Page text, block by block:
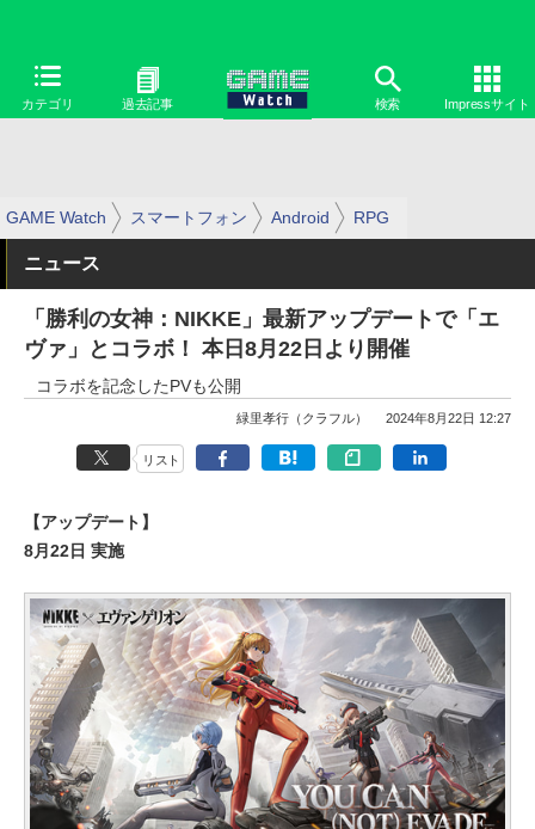
カテゴリ 過去記事 検索 Impressサイト
GAME Watch スマートフォン Android RPG
ニュース
「勝利の女神：NIKKE」最新アップデートで「エ
ヴァ」とコラボ！ 本日8月22日より開催
コラボを記念したPVも公開
緑里孝行（クラフル） 2024年8月22日 12:27
リスト
【アップデート】
8月22日 実施